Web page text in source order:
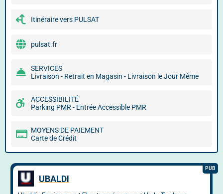
Itinéraire vers PULSAT
pulsat.fr
SERVICES
Livraison - Retrait en Magasin - Livraison le Jour Même
ACCESSIBILITÉ
Parking PMR - Entrée Accessible PMR
MOYENS DE PAIEMENT
Carte de Crédit